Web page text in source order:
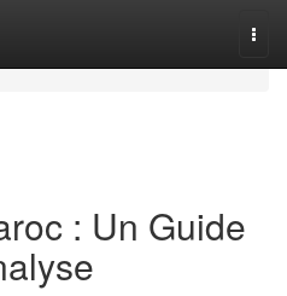
: Un Guide